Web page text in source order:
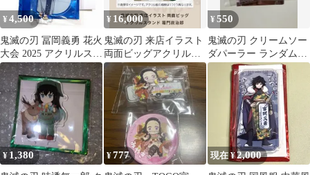
¥ 4,500
鬼滅の刃 冨岡義勇 花火
大会 2025 アクリルスタ
ンド アクスタ
¥ 16,000
鬼滅の刃 来店イラスト
両面ビッグアクリルス
タンド 竈門炭治郎
¥550
鬼滅の刃 クリームソー
ダパーラー ランダムア
クリルスタンド 竈門禰
¥1,380 ¥777 現在 ¥2,000